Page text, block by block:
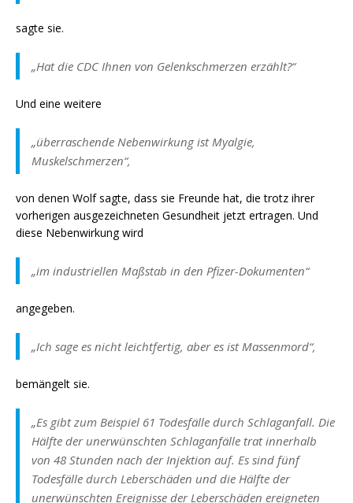
sagte sie.
„Hat die CDC Ihnen von Gelenkschmerzen erzählt?“
Und eine weitere
„überraschende Nebenwirkung ist Myalgie,
Muskelschmerzen“,
von denen Wolf sagte, dass sie Freunde hat, die trotz ihrer
vorherigen ausgezeichneten Gesundheit jetzt ertragen. Und
diese Nebenwirkung wird
„im industriellen Maßstab in den Pfizer-Dokumenten“
angegeben.
„Ich sage es nicht leichtfertig, aber es ist Massenmord“,
bemängelt sie.
„Es gibt zum Beispiel 61 Todesfälle durch Schlaganfall. Die
Hälfte der unerwünschten Schlaganfälle trat innerhalb
von 48 Stunden nach der Injektion auf. Es sind fünf
Todesfälle durch Leberschäden und die Hälfte der
unerwünschten Ereignisse der Leberschäden ereigneten